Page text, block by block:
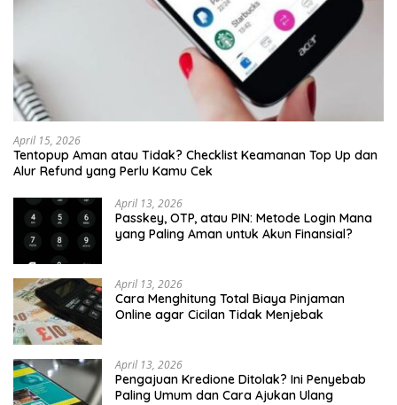
April 15, 2026
Tentopup Aman atau Tidak? Checklist Keamanan Top Up dan
Alur Refund yang Perlu Kamu Cek
April 13, 2026
Passkey, OTP, atau PIN: Metode Login Mana
yang Paling Aman untuk Akun Finansial?
April 13, 2026
Cara Menghitung Total Biaya Pinjaman
Online agar Cicilan Tidak Menjebak
April 13, 2026
Pengajuan Kredione Ditolak? Ini Penyebab
Paling Umum dan Cara Ajukan Ulang